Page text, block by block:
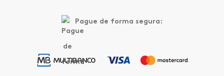
Pague de forma segura: